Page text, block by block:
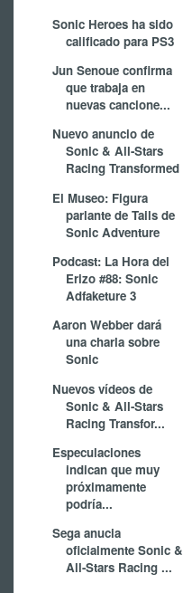
Sonic Heroes ha sido
calificado para PS3
Jun Senoue confirma
que trabaja en
nuevas cancione...
Nuevo anuncio de
Sonic & All-Stars
Racing Transformed
El Museo: Figura
parlante de Tails de
Sonic Adventure
Podcast: La Hora del
Erizo #88: Sonic
Adfaketure 3
Aaron Webber dará
una charla sobre
Sonic
Nuevos vídeos de
Sonic & All-Stars
Racing Transfor...
Especulaciones
indican que muy
próximamente
podría...
Sega anucia
oficialmente Sonic &
All-Stars Racing ...